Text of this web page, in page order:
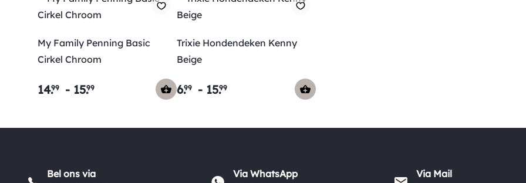
My Family Penning Basic
Cirkel Chroom
14.99 - 15.99
Trixie Hondendeken Kenny
Beige
6.99 - 15.99
Bel ons via
Via WhatsApp
Via Mail